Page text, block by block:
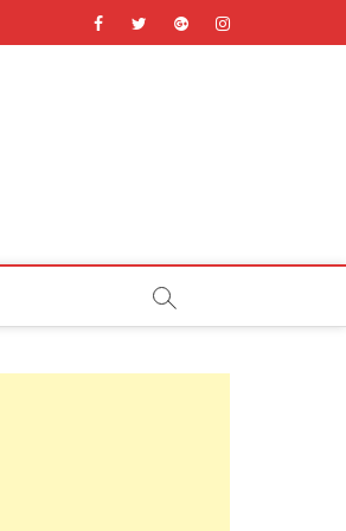
facebooktwittergoogleplusinstagram